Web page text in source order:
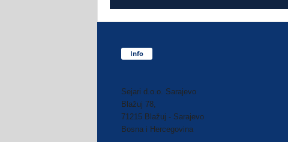
Info
Sejari d.o.o. Sarajevo
Blažuj 78,
71215 Blažuj - Sarajevo
Bosna i Hercegovina